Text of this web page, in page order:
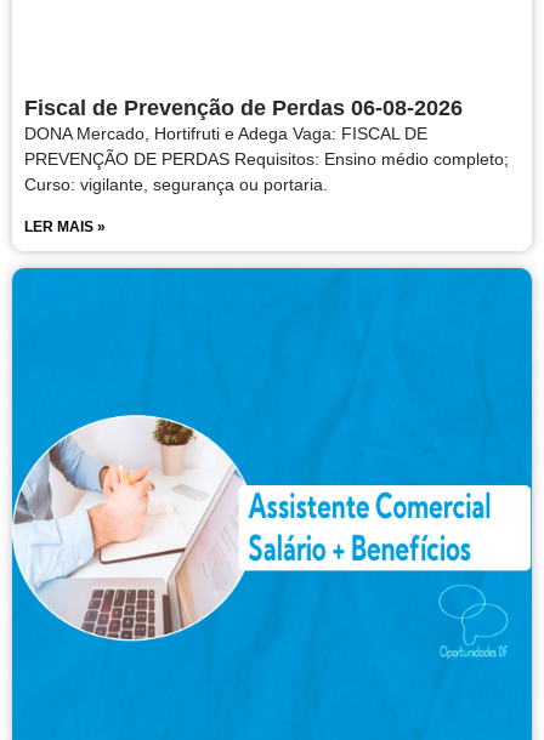
Fiscal de Prevenção de Perdas 06-08-2026
DONA Mercado, Hortifruti e Adega Vaga: FISCAL DE
PREVENÇÃO DE PERDAS Requisitos: Ensino médio completo;
Curso: vigilante, segurança ou portaria.
LER MAIS »